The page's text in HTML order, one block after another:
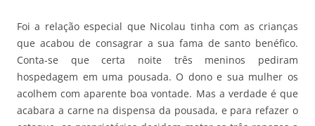
Foi a relação especial que Nicolau tinha com as crianças
que acabou de consagrar a sua fama de santo benéfico.
Conta-se que certa noite três meninos pediram
hospedagem em uma pousada. O dono e sua mulher os
acolhem com aparente boa vontade. Mas a verdade é que
acabara a carne na dispensa da pousada, e para refazer o